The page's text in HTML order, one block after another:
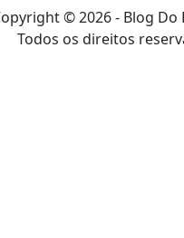
© 2026 - Blog Do
Todos os direitos